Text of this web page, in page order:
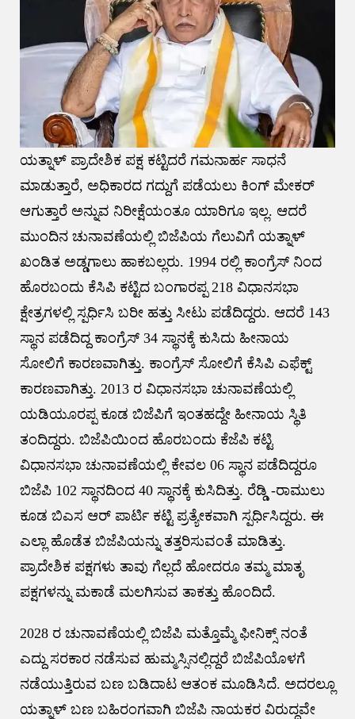
ಯತ್ನಾಳ್ ಪ್ರಾದೇಶಿಕ ಪಕ್ಷ ಕಟ್ಟಿದರೆ ಗಮನಾರ್ಹ ಸಾಧನೆ
ಮಾಡುತ್ತಾರೆ, ಅಧಿಕಾರದ ಗದ್ದುಗೆ ಪಡೆಯಲು ಕಿಂಗ್ ಮೇಕರ್
ಆಗುತ್ತಾರೆ ಅನ್ನುವ ನಿರೀಕ್ಷೆಯಂತೂ ಯಾರಿಗೂ ಇಲ್ಲ. ಆದರೆ
ಮುಂದಿನ ಚುನಾವಣೆಯಲ್ಲಿ ಬಿಜೆಪಿಯ ಗೆಲುವಿಗೆ ಯತ್ನಾಳ್
ಖಂಡಿತ ಅಡ್ಡಗಾಲು ಹಾಕಬಲ್ಲರು. 1994 ರಲ್ಲಿ ಕಾಂಗ್ರೆಸ್ ನಿಂದ
ಹೊರಬಂದು ಕೆಸಿಪಿ ಕಟ್ಟಿದ ಬಂಗಾರಪ್ಪ 218 ವಿಧಾನಸಭಾ
ಕ್ಷೇತ್ರಗಳಲ್ಲಿ ಸ್ಪರ್ಧಿಸಿ ಬರೀ ಹತ್ತು ಸೀಟು ಪಡೆದಿದ್ದರು. ಆದರೆ 143
ಸ್ಥಾನ ಪಡೆದಿದ್ದ ಕಾಂಗ್ರೆಸ್ 34 ಸ್ಥಾನಕ್ಕೆ ಕುಸಿದು ಹೀನಾಯ
ಸೋಲಿಗೆ ಕಾರಣವಾಗಿತ್ತು. ಕಾಂಗ್ರೆಸ್ ಸೋಲಿಗೆ ಕೆಸಿಪಿ ಎಫೆಕ್ಟ್
ಕಾರಣವಾಗಿತ್ತು. 2013 ರ ವಿಧಾನಸಭಾ ಚುನಾವಣೆಯಲ್ಲಿ
ಯಡಿಯೂರಪ್ಪ ಕೂಡ ಬಿಜೆಪಿಗೆ ಇಂತಹದ್ದೇ ಹೀನಾಯ ಸ್ಥಿತಿ
ತಂದಿದ್ದರು. ಬಿಜೆಪಿಯಿಂದ ಹೊರಬಂದು ಕೆಜೆಪಿ ಕಟ್ಟಿ
ವಿಧಾನಸಭಾ ಚುನಾವಣೆಯಲ್ಲಿ ಕೇವಲ 06 ಸ್ಥಾನ ಪಡೆದಿದ್ದರೂ
ಬಿಜೆಪಿ 102 ಸ್ಥಾನದಿಂದ 40 ಸ್ಥಾನಕ್ಕೆ ಕುಸಿದಿತ್ತು. ರೆಡ್ಡಿ -ರಾಮುಲು
ಕೂಡ ಬಿಎಸ ಆರ್ ಪಾರ್ಟಿ ಕಟ್ಟಿ ಪ್ರತ್ಯೇಕವಾಗಿ ಸ್ಪರ್ಧಿಸಿದ್ದರು. ಈ
ಎಲ್ಲಾ ಹೊಡೆತ ಬಿಜೆಪಿಯನ್ನು ತತ್ತರಿಸುವಂತೆ ಮಾಡಿತ್ತು.
ಪ್ರಾದೇಶಿಕ ಪಕ್ಷಗಳು ತಾವು ಗೆಲ್ಲದೆ ಹೋದರೂ ತಮ್ಮ ಮಾತೃ
ಪಕ್ಷಗಳನ್ನು ಮಕಾಡೆ ಮಲಗಿಸುವ ತಾಕತ್ತು ಹೊಂದಿದೆ.
2028 ರ ಚುನಾವಣೆಯಲ್ಲಿ ಬಿಜೆಪಿ ಮತ್ತೊಮ್ಮೆ ಫೀನಿಕ್ಸ್ ನಂತೆ
ಎದ್ದು ಸರಕಾರ ನಡೆಸುವ ಹುಮ್ಮಸ್ಸಿನಲ್ಲಿದ್ದರೆ ಬಿಜೆಪಿಯೊಳಗೆ
ನಡೆಯುತ್ತಿರುವ ಬಣ ಬಡಿದಾಟ ಆತಂಕ ಮೂಡಿಸಿದೆ. ಅದರಲ್ಲೂ
ಯತ್ನಾಳ್ ಬಣ ಬಹಿರಂಗವಾಗಿ ಬಿಜೆಪಿ ನಾಯಕರ ವಿರುದ್ಧವೇ